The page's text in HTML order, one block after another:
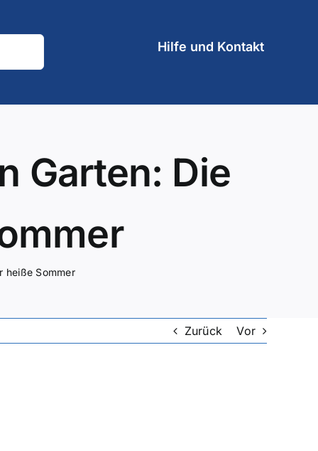
Hilfe und Kontakt
Garten: Die
heiße Sommer
Zurück Vor